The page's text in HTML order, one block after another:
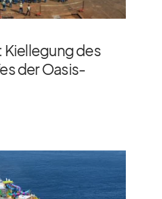
Kiellegung des
der Oasis-